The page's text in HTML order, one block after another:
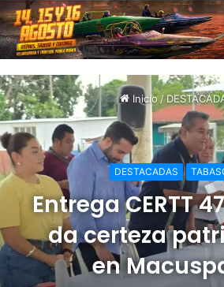
Inicio/
DESTACADAS
Entrega CERTT
da certeza
en